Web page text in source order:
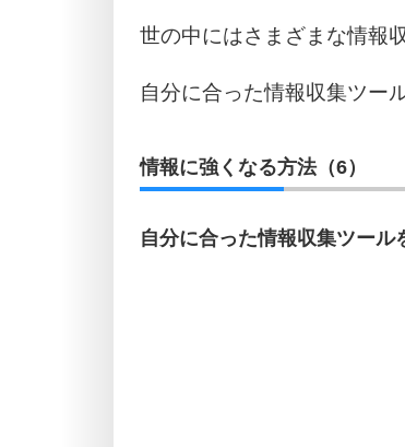
世の中にはさまざまな情報
自分に合った情報収集ツー
情報に強くなる方法（6）
自分に合った情報収集ツール